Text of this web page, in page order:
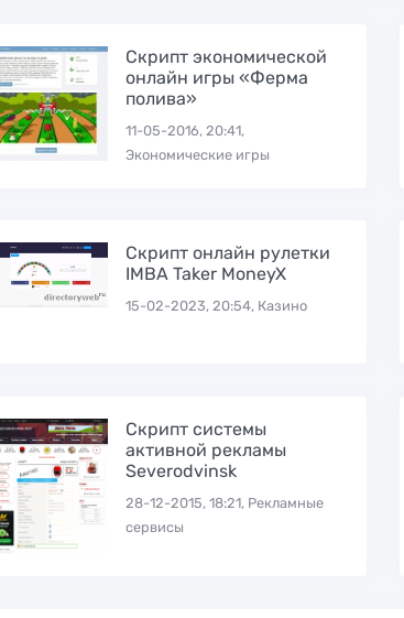
Cкрипт экономической
онлайн игры «Ферма
полива»
11-05-2016, 20:41,
Экономические игры
Скрипт онлайн рулетки
IMBA Taker MoneyX
15-02-2023, 20:54, Казино
Скрипт системы
активной рекламы
Severodvinsk
28-12-2015, 18:21, Рекламные
сервисы